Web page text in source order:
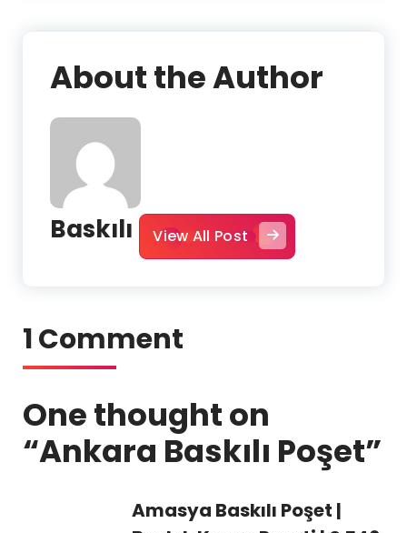
About the Author
Baskılı View All Post
1 Comment
One thought on
“Ankara Baskılı Poşet”
Amasya Baskılı Poşet |